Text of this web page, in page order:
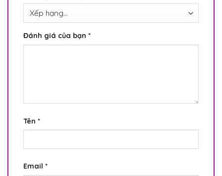
Đánh giá của bạn *
Tên *
Email *